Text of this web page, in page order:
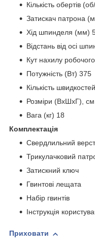
Кількість обертів
Затискач патрона
Хід шпинделя (мм)
Відстань від осі
Кут нахилу
Потужність (Вт) 375
Кількість
Розміри (ВхШхГ),
Вага (кг) 18
Комплектація
Свердлильний
Трикулачковий
Затискний ключ
Гвинтові лещата
Набір гвинтів
Інструкція
Приховати